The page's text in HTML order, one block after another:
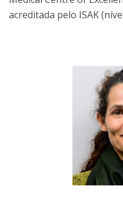
acreditada pelo ISAK